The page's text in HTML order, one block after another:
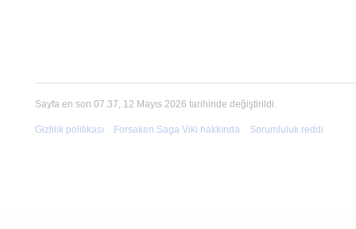
Sayfa en son 07.37, 12 Mayıs 2026 tarihinde değiştirildi.
Gizlilik politikası Forsaken Saga Viki hakkında Sorumluluk reddi